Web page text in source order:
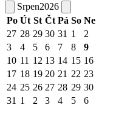
Srpen2026
Po Út St Čt Pá So Ne
27 28 29 30 31 1
2
3
4 5 6 7 8
9
10 11 12 13 14 15 16
17 18 19 20 21 22 23
24 25 26 27 28 29 30
31 1 2 3 4 5 6